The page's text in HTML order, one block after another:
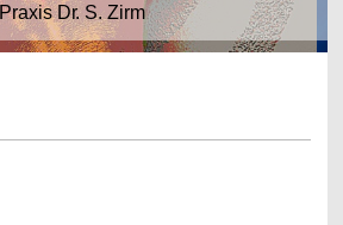
Praxis Dr. S. Zirm